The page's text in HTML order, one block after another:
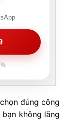
đúng công
không lãng